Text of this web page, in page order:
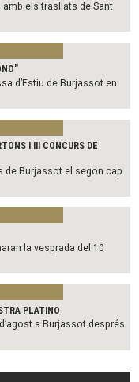
els trasllats de Sant
d’Estiu de Burjassot en
I III CONCURS DE
de Burjassot el segon cap
la vesprada del 10
PLATINO
a Burjassot després